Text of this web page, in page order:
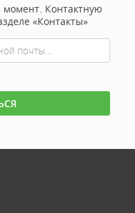
Контактную
«Контакты»